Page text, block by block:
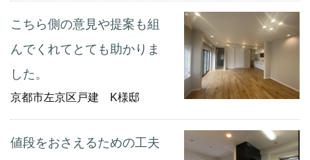
こちら側の意見や提案も組
んでくれてとても助かりま
した。
京都市左京区戸建 K様邸
値段をおさえるための工夫